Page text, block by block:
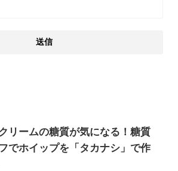
リームの糖質が気になる！糖質
でホイップを「タカナシ」で作